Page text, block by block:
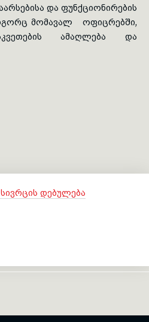
და ფუნქციონირების
მომავალ ოფიცრებში,
ამაღლება და
დებულება